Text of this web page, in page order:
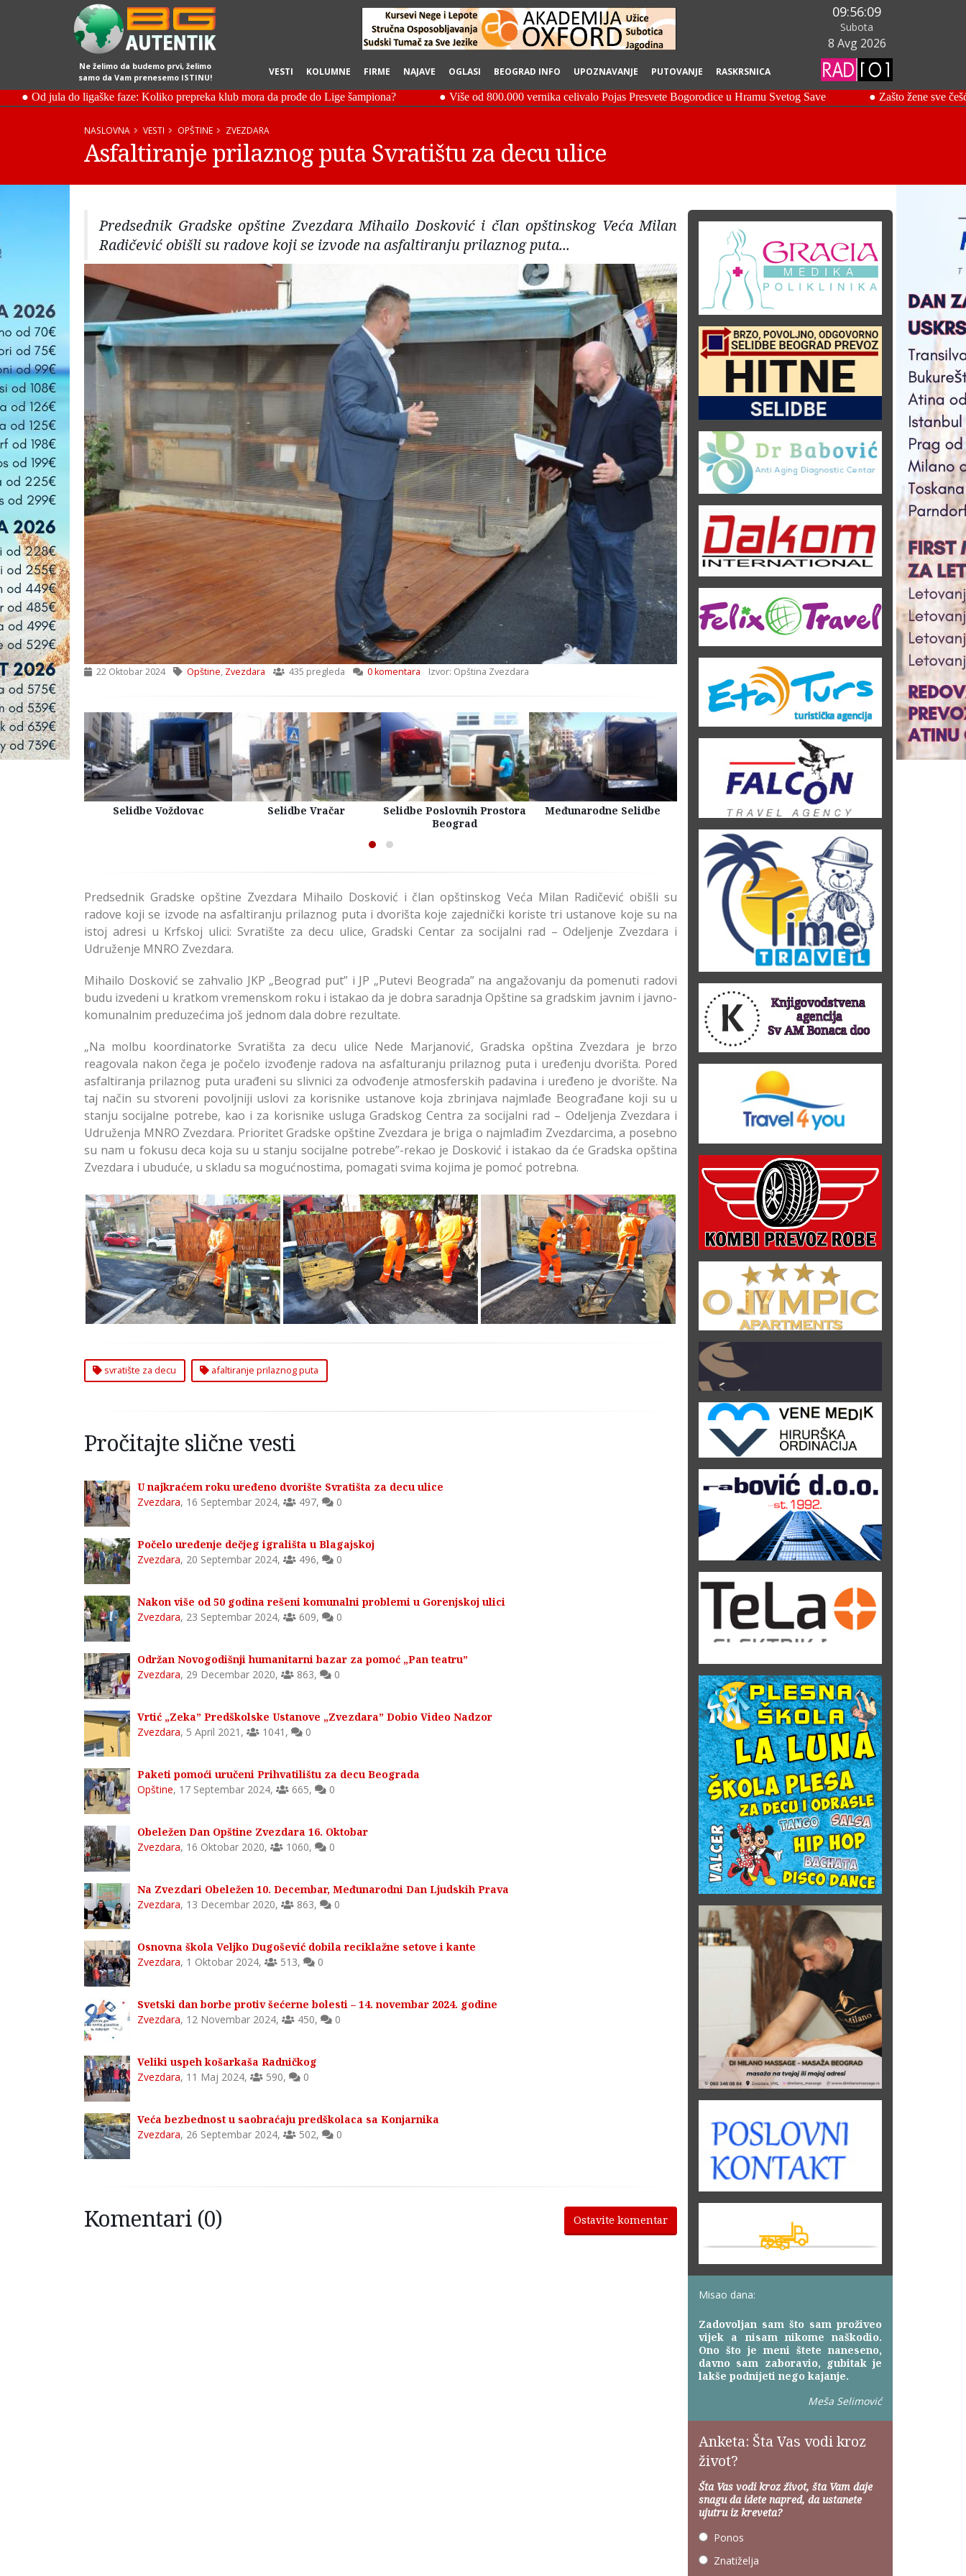
Ne želimo da budemo prvi, želimo
samo da Vam prenesemo ISTINU!
VESTI KOLUMNE FIRME NAJAVE OGLASI BEOGRAD INFO UPOZNAVANJE PUTOVANJE RASKRSNICA
09:56:10
Subota
8 Avg 2026
NASLOVNA VESTI OPŠTINE ZVEZDARA
Asfaltiranje prilaznog puta Svratištu za decu ulice
Predsednik Gradske opštine Zvezdara Mihailo Dosković i član opštinskog Veća Milan
Radičević obišli su radove koji se izvode na asfaltiranju prilaznog puta...
22 Oktobar 2024 Opštine, Zvezdara 435 pregleda 0 komentara Izvor: Opština Zvezdara
Selidbe Voždovac Selidbe Vračar
Selidbe Poslovnih Prostora
Beograd
Međunarodne Selidbe Selidbe Firme Beograd
Skladištenje Stvari
Predsednik Gradske opštine Zvezdara Mihailo Dosković i član opštinskog Veća Milan Radičević obišli su
radove koji se izvode na asfaltiranju prilaznog puta i dvorišta koje zajednički koriste tri ustanove koje su na
istoj adresi u Krfskoj ulici: Svratište za decu ulice, Gradski Centar za socijalni rad – Odeljenje Zvezdara i
Udruženje MNRO Zvezdara.
Mihailo Dosković se zahvalio JKP „Beograd put” i JP „Putevi Beograda” na angažovanju da pomenuti radovi
budu izvedeni u kratkom vremenskom roku i istakao da je dobra saradnja Opštine sa gradskim javnim i javno-
komunalnim preduzećima još jednom dala dobre rezultate.
„Na molbu koordinatorke Svratišta za decu ulice Nede Marjanović, Gradska opština Zvezdara je brzo
reagovala nakon čega je počelo izvođenje radova na asfalturanju prilaznog puta i uređenju dvorišta. Pored
asfaltiranja prilaznog puta urađeni su slivnici za odvođenje atmosferskih padavina i uređeno je dvorište. Na
taj način su stvoreni povoljniji uslovi za korisnike ustanove koja zbrinjava najmlađe Beograđane koji su u
stanju socijalne potrebe, kao i za korisnike usluga Gradskog Centra za socijalni rad – Odeljenja Zvezdara i
Udruženja MNRO Zvezdara. Prioritet Gradske opštine Zvezdara je briga o najmlađim Zvezdarcima, a posebno
su nam u fokusu deca koja su u stanju socijalne potrebe”-rekao je Dosković i istakao da će Gradska opština
Zvezdara i ubuduće, u skladu sa mogućnostima, pomagati svima kojima je pomoć potrebna.
Asfaltiranje prilaznog puta
Svratištu za decu ulice na
Zvezdari
Asfaltiranje prilaznog puta
Svratištu za decu ulice
Zvezdara
Asfaltiranje puta Svratištu za
decu ulice na Zvezdari
svratište za decu afaltiranje prilaznog puta
Pročitajte slične vesti
U najkraćem roku uređeno dvorište Svratišta za decu ulice
Zvezdara, 16 Septembar 2024, 497, 0
Počelo uređenje dečjeg igrališta u Blagajskoj
Zvezdara, 20 Septembar 2024, 496, 0
Nakon više od 50 godina rešeni komunalni problemi u Gorenjskoj ulici
Zvezdara, 23 Septembar 2024, 609, 0
Održan Novogodišnji humanitarni bazar za pomoć „Pan teatru”
Zvezdara, 29 Decembar 2020, 863, 0
Vrtić „Zeka” Predškolske Ustanove „Zvezdara” Dobio Video Nadzor
Zvezdara, 5 April 2021 , 1041 , 0
Paketi pomoći uručeni Prihvatilištu za decu Beograda
Opštine, 17 Septembar 2024, 665, 0
Obeležen Dan Opštine Zvezdara 16. Oktobar
Zvezdara, 16 Oktobar 2020, 1060, 0
Na Zvezdari Obeležen 10. Decembar, Međunarodni Dan Ljudskih Prava
Zvezdara, 13 Decembar 2020, 863, 0
Osnovna škola Veljko Dugošević dobila reciklažne setove i kante
Zvezdara, 1 Oktobar 2024, 513, 0
Svetski dan borbe protiv šećerne bolesti – 14. novembar 2024. godine
Zvezdara, 12 Novembar 2024, 450, 0
Veliki uspeh košarkaša Radničkog
Zvezdara, 11 Maj 2024, 590, 0
Veća bezbednost u saobraćaju predškolaca sa Konjarnika
Zvezdara, 26 Septembar 2024, 502, 0
Komentari (0) Ostavite komentar
Misao dana:
Zadovoljan sam što sam proživeo
vijek a nisam nikome naškodio.
Ono što je meni štete naneseno,
davno sam zaboravio, gubitak je
lakše podnijeti nego kajanje.
Meša Selimović
Anketa: Šta Vas vodi kroz
život?
Šta Vas vodi kroz život, šta Vam daje
snagu da idete napred, da ustanete
ujutru iz kreveta?
Ponos
Znatiželja